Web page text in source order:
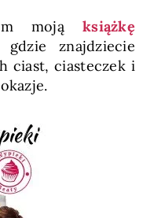
mojąksiążkę
gdzie znajdziecie
ciast, ciasteczek i